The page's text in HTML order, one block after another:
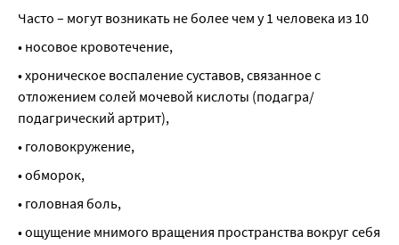
Часто – могут возникать не более чем у 1 человека из 10
• носовое кровотечение,
• хроническое воспаление суставов, связанное с
отложением солей мочевой кислоты (подагра/
подагрический артрит),
• головокружение,
• обморок,
• головная боль,
• ощущение мнимого вращения пространства вокруг себя